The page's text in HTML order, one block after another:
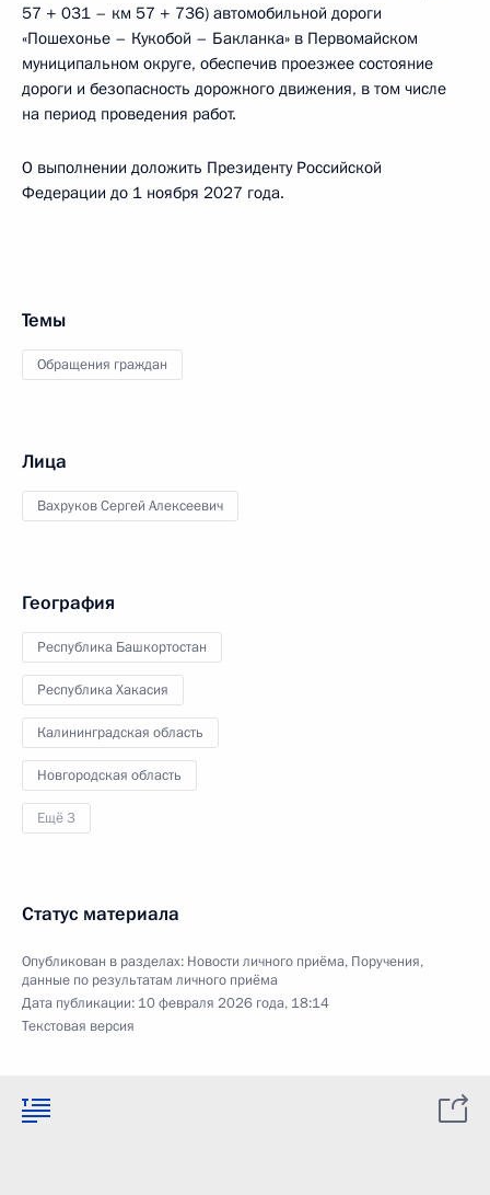
57 + 031 – км 57 + 736) автомобильной дороги
«Пошехонье – Кукобой – Бакланка» в Первомайском
муниципальном округе, обеспечив проезжее состояние
дороги и безопасность дорожного движения, в том числе
на период проведения работ.
О выполнении доложить Президенту Российской
Федерации до 1 ноября 2027 года.
Темы
Обращения граждан
Лица
Вахруков Сергей Алексеевич
География
Республика Башкортостан
Республика Хакасия
Калининградская область
Новгородская область
Ещё 3
Статус материала
Опубликован в разделах: Новости личного приёма, Поручения,
данные по результатам личного приёма
Дата публикации: 10 февраля 2026 года, 18:14
Текстовая версия